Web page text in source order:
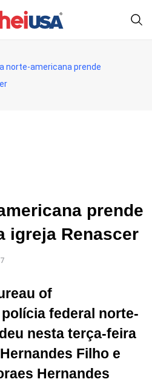
norte-americana prende
prende
igreja Renascer
of
federal norte-
nesta terça-feira
Filho e
Hernandes